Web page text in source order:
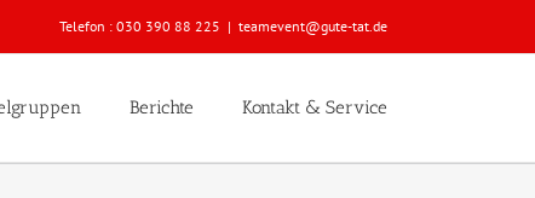
Telefon : 030 390 88 225 | teamevent@gute-tat.de
Berichte Kontakt & Service